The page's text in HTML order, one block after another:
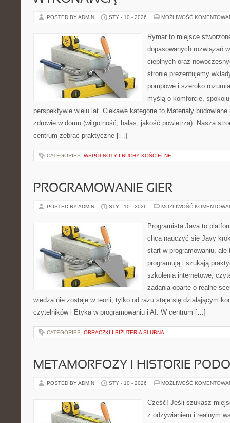
POSTED BY ADMIN STY - 10 - 2026 MOŻLIWOŚĆ
Rymar to miejsce
dopasowanych rozwiązań
cieplnych oraz
stronie prezentujemy
pompowe i szeroko
myślą o komforcie,
perspektywie wielu lat. Ciekawe kategorie to Materiały
zdrowie w domu (wilgotność, hałas, jakość powietrza). Nasza
centrum zebrać praktyczne […]
CATEGORIES: WSPÓLNOTY I RUCHY KOŚCIELNE
PROGRAMOWANIE GIER
POSTED BY ADMIN STY - 10 - 2026 MOŻLIWOŚĆ
Programista Java to
chcą nauczyć się Javy
start w programowaniu,
programują i szukają
szkolenia internetowe,
zadania oparte o realne
wiedza nie zostaje w teorii, tylko od razu staje się działającym
czytelników i Etyka w programowaniu i AI. W centrum […]
CATEGORIES: OBRĄCZKI I BIŻUTERIA ŚLUBNA
METAMORFOZY I HISTORIE
POSTED BY ADMIN STY - 10 - 2026 MOŻLIWOŚĆ
Cześć! Jeśli szukasz
z odżywianiem i realnym